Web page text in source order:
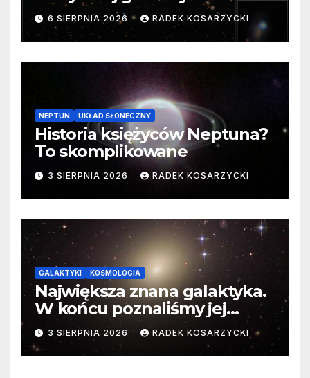
samego początku. Niezwykle
cenne dane
6 SIERPNIA 2026 RADEK KOSARZYCKI
NEPTUN UKŁAD SŁONECZNY
Historia księżyców Neptuna?
To skomplikowane
3 SIERPNIA 2026 RADEK KOSARZYCKI
GALAKTYKI KOSMOLOGIA
Największa znana galaktyka.
W końcu poznaliśmy jej
faktyczne wymiary
3 SIERPNIA 2026 RADEK KOSARZYCKI